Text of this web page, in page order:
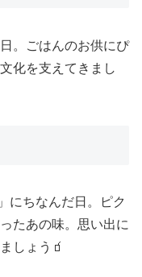
。ごはんのお供にぴ
化を支えてきまし
にちなんだ日。ピク
たあの味。思い出に
しょう🧃